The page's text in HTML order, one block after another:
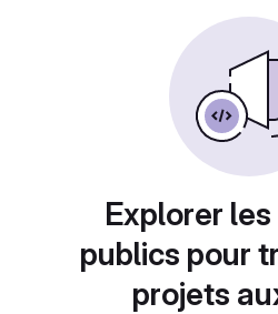
Explorer
publics pour
projets